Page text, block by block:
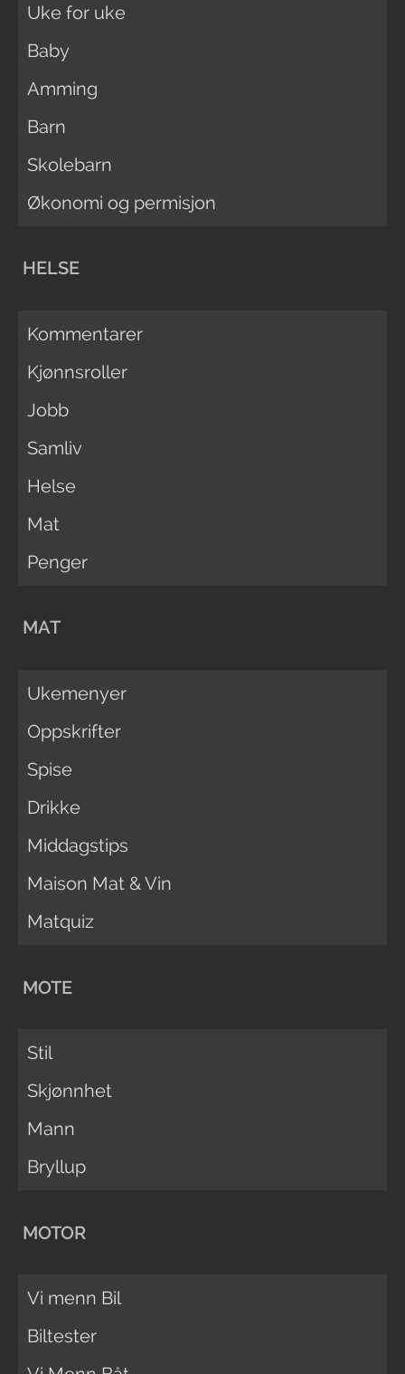
Uke for uke
Baby
Amming
Barn
Skolebarn
Økonomi og permisjon
HELSE
Kommentarer
Kjønnsroller
Jobb
Samliv
Helse
Mat
Penger
MAT
Ukemenyer
Oppskrifter
Spise
Drikke
Middagstips
Maison Mat & Vin
Matquiz
MOTE
Stil
Skjønnhet
Mann
Bryllup
MOTOR
Vi menn Bil
Biltester